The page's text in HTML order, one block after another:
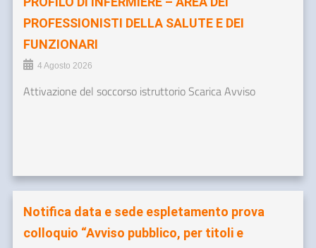
PROFESSIONISTI DELLA SALUTE E DEI
FUNZIONARI
4 Agosto 2026
Attivazione del soccorso istruttorio Scarica Avviso
Notifica data e sede espletamento prova
colloquio “Avviso pubblico, per titoli e